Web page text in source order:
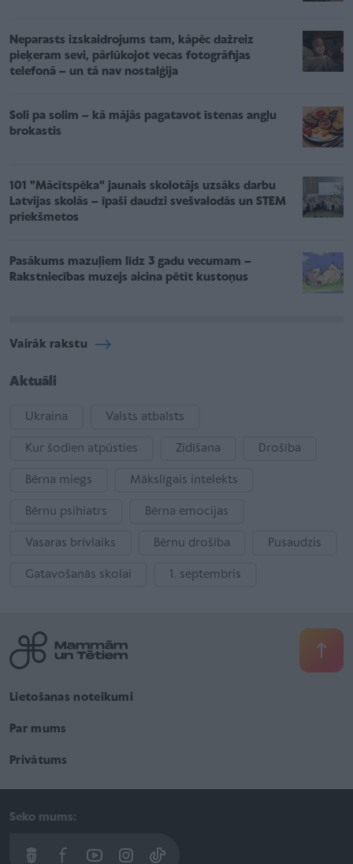
Neparasts izskaidrojums tam, kāpēc dažreiz
pieķeram sevi, pārlūkojot vecas fotogrāfijas
telefonā – un tā nav nostalģija
Soli pa solim – kā mājās pagatavot īstenas angļu
brokastis
101 "Mācītspēka" jaunais skolotājs uzsāks darbu
Latvijas skolās – īpaši daudzi svešvalodās un STEM
priekšmetos
Pasākums mazuļiem līdz 3 gadu vecumam –
Rakstniecības muzejs aicina pētīt kustoņus
Vairāk rakstu
Aktuāli
Ukraina Valsts atbalsts
Kur šodien atpūsties Zīdīšana Drošība
Bērna miegs Mākslīgais intelekts
Bērnu psihiatrs Bērna emocijas
Vasaras brīvlaiks Bērnu drošība Pusaudzis
Gatavošanās skolai 1. septembris
Lietošanas noteikumi
Par mums
Privātums
Seko mums: